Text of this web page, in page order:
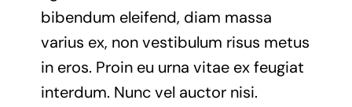
bibendum eleifend, diam massa
varius ex, non vestibulum risus metus
in eros. Proin eu urna vitae ex feugiat
interdum. Nunc vel auctor nisi.